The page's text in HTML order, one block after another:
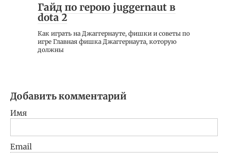
Гайд по герою juggernaut в
dota 2
Как играть на Джаггернауте, фишки и советы по
игре Главная фишка Джаггернаута, которую
должны
Добавить комментарий
Имя
Email